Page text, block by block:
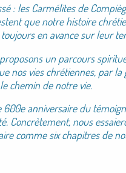
: les Carmélites de
que notre histoire
en avance sur leur
proposons un parcours
nos vies chrétiennes, par la
chemin de notre vie.
anniversaire du
Concrètement, nous
comme sixchapitres de